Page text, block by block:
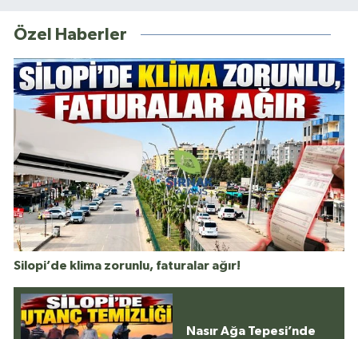
Özel Haberler
Silopi’de klima zorunlu, faturalar ağır!
Nasır Ağa Tepesi’nde